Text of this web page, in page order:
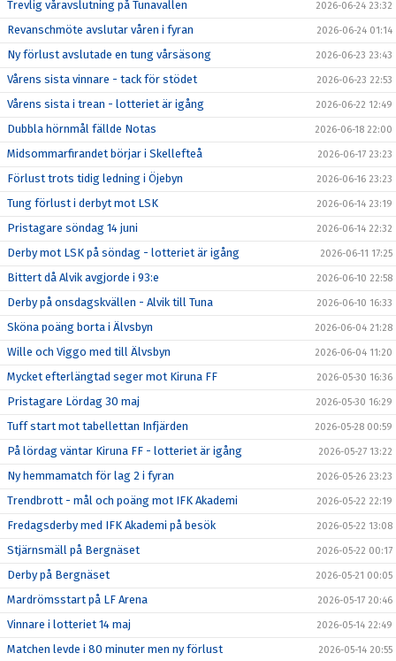
Trevlig våravslutning på Tunavallen 2026-06-24 23:32
Revanschmöte avslutar våren i fyran 2026-06-24 01:14
Ny förlust avslutade en tung vårsäsong 2026-06-23 23:43
Vårens sista vinnare - tack för stödet 2026-06-23 22:53
Vårens sista i trean - lotteriet är igång 2026-06-22 12:49
Dubbla hörnmål fällde Notas 2026-06-18 22:00
Midsommarfirandet börjar i Skellefteå 2026-06-17 23:23
Förlust trots tidig ledning i Öjebyn 2026-06-16 23:23
Tung förlust i derbyt mot LSK 2026-06-14 23:19
Pristagare söndag 14 juni 2026-06-14 22:32
Derby mot LSK på söndag - lotteriet är igång 2026-06-11 17:25
Bittert då Alvik avgjorde i 93:e 2026-06-10 22:58
Derby på onsdagskvällen - Alvik till Tuna 2026-06-10 16:33
Sköna poäng borta i Älvsbyn 2026-06-04 21:28
Wille och Viggo med till Älvsbyn 2026-06-04 11:20
Mycket efterlängtad seger mot Kiruna FF 2026-05-30 16:36
Pristagare Lördag 30 maj 2026-05-30 16:29
Tuff start mot tabellettan Infjärden 2026-05-28 00:59
På lördag väntar Kiruna FF - lotteriet är igång 2026-05-27 13:22
Ny hemmamatch för lag 2 i fyran 2026-05-26 23:23
Trendbrott - mål och poäng mot IFK Akademi 2026-05-22 22:19
Fredagsderby med IFK Akademi på besök 2026-05-22 13:08
Stjärnsmäll på Bergnäset 2026-05-22 00:17
Derby på Bergnäset 2026-05-21 00:05
Mardrömsstart på LF Arena 2026-05-17 20:46
Vinnare i lotteriet 14 maj 2026-05-14 22:49
Matchen levde i 80 minuter men ny förlust 2026-05-14 20:55